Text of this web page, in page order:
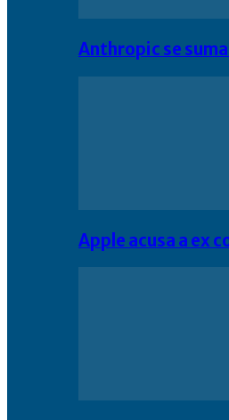
Anthropic se
Apple acusa a ex